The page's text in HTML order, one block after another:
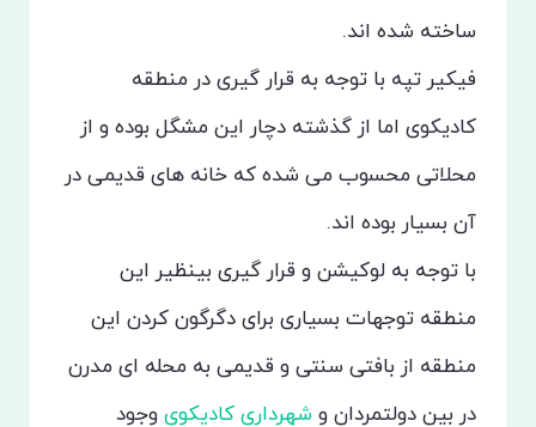
ساخته شده اند.
فیکیر تپه با توجه به قرار گیری در منطقه
کادیکوی اما از گذشته دچار این مشگل بوده و از
محلاتی محسوب می شده که خانه های قدیمی در
آن بسیار بوده اند.
با توجه به لوکیشن و قرار گیری بینظیر این
منطقه توجهات بسیاری برای دگرگون کردن این
منطقه از بافتی سنتی و قدیمی به محله ای مدرن
در بین دولتمردان و شهرداری کادیکوی وجود